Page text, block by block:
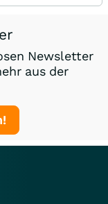
Newsletter
aus der